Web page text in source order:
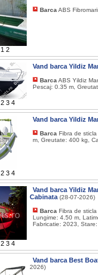
1 2
Barca ABS
2 3 4
Vand barca Yildiz
Barca ABS Yildiz
Pescaj: 0.35 m,
2 3 4
Vand barca Yildiz
Barca Fibra de
m, Greutate: 400 kg,
2 3 4
Vand barca Yildiz
Cabinata (28-07-2026)
Barca Fibra de
Lungime: 4.50 m,
Fabricatie: 2023,
Vand barca Best
2026)